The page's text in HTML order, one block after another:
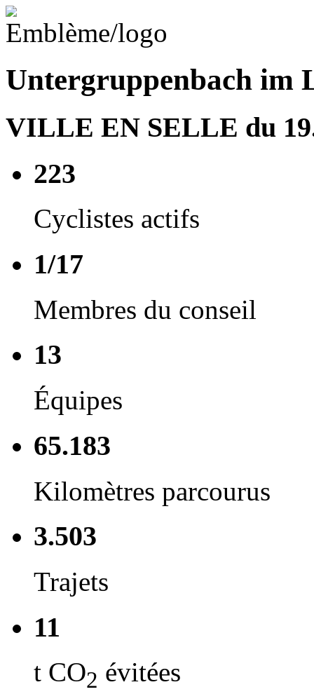
Untergruppenbach im
VILLE EN SELLE du
223
Cyclistes actifs
1/17
Membres du conseil
13
Équipes
65.183
Kilomètres parcourus
3.503
Trajets
11
t CO2 évitées